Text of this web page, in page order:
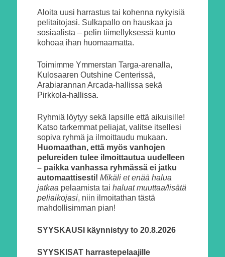
Aloita uusi harrastus tai kohenna nykyisiä
pelitaitojasi. Sulkapallo on hauskaa ja
sosiaalista – pelin tiimellyksessä kunto
kohoaa ihan huomaamatta.
Toimimme Ymmerstan Targa-arenalla,
Kulosaaren Outshine Centerissä,
Arabiarannan Arcada-hallissa sekä
Pirkkola-hallissa.
Ryhmiä löytyy sekä lapsille että aikuisille!
Katso tarkemmat peliajat, valitse itsellesi
sopiva ryhmä ja ilmoittaudu mukaan.
Huomaathan, että myös vanhojen
pelureiden tulee ilmoittautua uudelleen
– paikka vanhassa ryhmässä ei jatku
automaattisesti! Mikäli et enää halua
jatkaa pelaamista tai haluat muuttaa/lisätä
peliaikojasi, niin ilmoitathan tästä
mahdollisimman pian!
SYYSKAUSI käynnistyy to 20.8.2026
SYYSKISAT harrastepelaajille